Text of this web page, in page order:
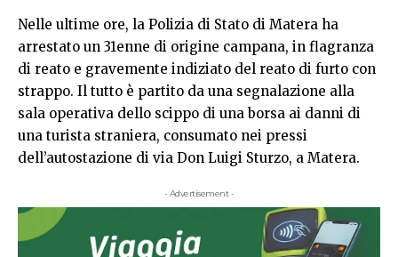
Nelle ultime ore, la Polizia di Stato di Matera ha
arrestato un 31enne di origine campana, in flagranza
di reato e gravemente indiziato del reato di furto con
strappo. Il tutto è partito da una segnalazione alla
sala operativa dello scippo di una borsa ai danni di
una turista straniera, consumato nei pressi
dell’autostazione di via Don Luigi Sturzo, a Matera.
- Advertisement -